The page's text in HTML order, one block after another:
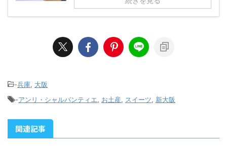
-兵庫, 大阪
-アンリ・シャルパンティエ, お土産, スイーツ, 新大阪
関連記事